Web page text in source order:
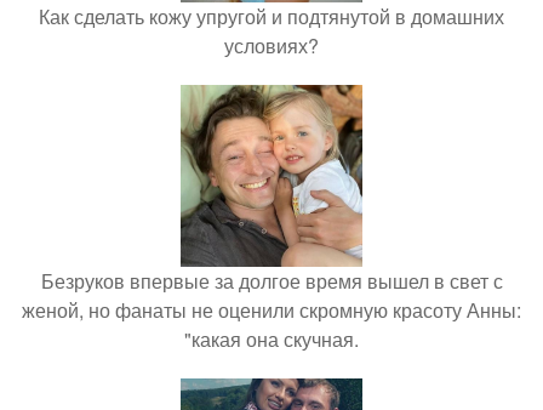
Как сделать кожу упругой и подтянутой в домашних
условиях?
Безруков впервые за долгое время вышел в свет с
женой, но фанаты не оценили скромную красоту Анны:
"какая она скучная.